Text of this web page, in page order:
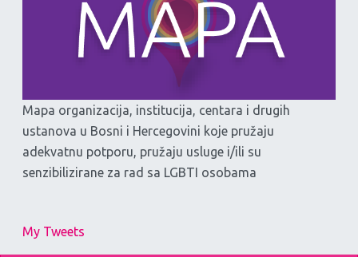
Mapa organizacija, institucija, centara i drugih
ustanova u Bosni i Hercegovini koje pružaju
adekvatnu potporu, pružaju usluge i/ili su
senzibilizirane za rad sa LGBTI osobama
My Tweets